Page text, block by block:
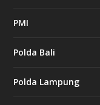
PMI
Polda Bali
Polda Lampung